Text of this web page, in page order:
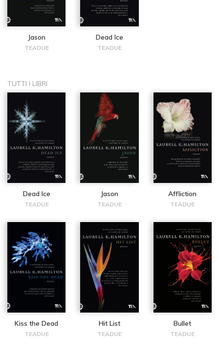
Jason
TEADUE
Dead Ice
TEADUE
TUTTI I LIBRI
Dead Ice
TEADUE
Jason
TEADUE
Affliction
TEADUE
Kiss the Dead
TEADUE
Hit List
TEADUE
Bullet
TEADUE